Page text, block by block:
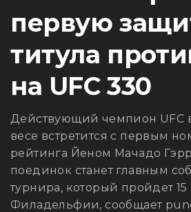
первую
титула
на UFC 330
Действующий чемпион UFC
весе встретится с первым
рейтинга Йеном Мачадо
поединок станет главным
турнира, который пройдет 15
Филадельфии, сообщает